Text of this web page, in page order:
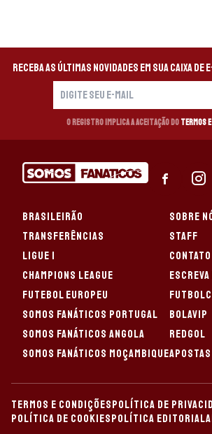
Receba as últimas novidades em sua caixa de
O registro implica a aceitação do Termos
BRASILEIRÃO
TRANSFERÊNCIAS
LIGUE 1
CHAMPIONS LEAGUE
FUTEBOL EUROPEU
SOMOS FANÁTICOS PORTUGAL
SOMOS FANÁTICOS ANGOLA
SOMOS FANÁTICOS MOÇAMBIQUE
SOBRE
STAFF
CONTATO
BOLAVIP
REDGOL
APOSTAS
TERMOS E CONDIÇÕESPOLÍTICA DE
POLÍTICA DE COOKIESPOLÍTICA EDITORIAL